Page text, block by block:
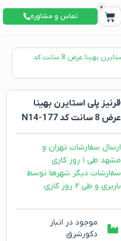
0
تماس و مشاوره
/ قرنیز پلی استایرن بهینا عرض 8 سانت کد
قرنیز پلی استایرن بهینا
عرض 8 سانت کد N14-177
ارسال سفارشات تهران و
مشهد طی ۱ روز کاری
سفارشات دیگر شهرها توسط
باربری و طی ۲ روز کاری
موجود در انبار
دکورشرق